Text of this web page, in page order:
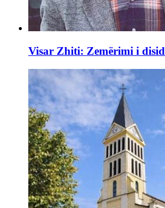
Visar Zhiti: Zemërimi i